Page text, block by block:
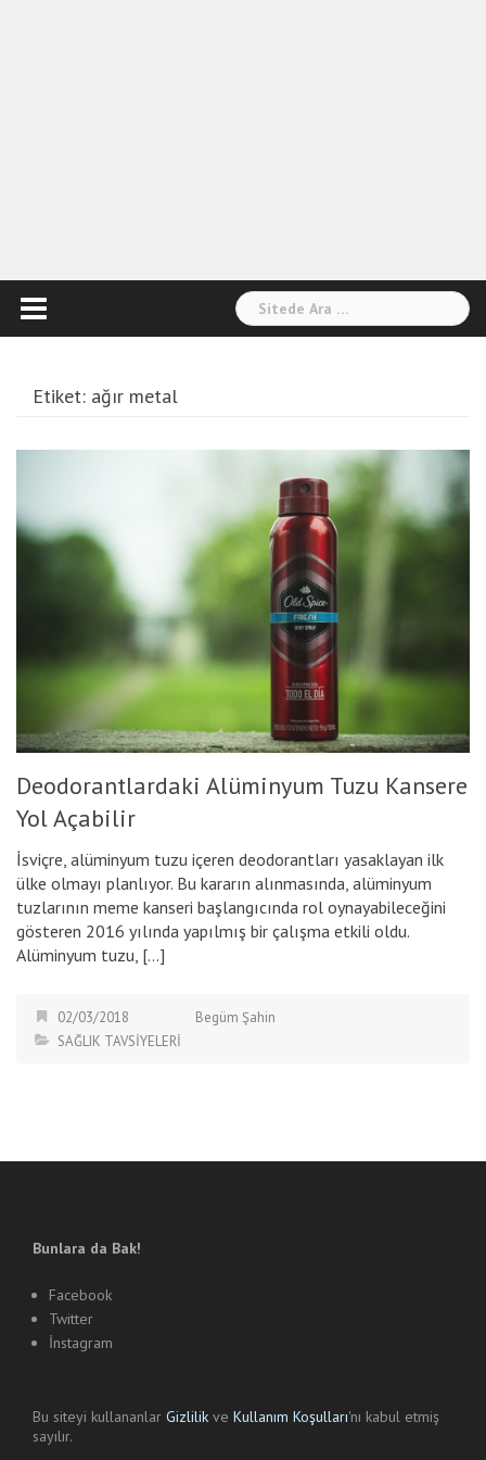
Arama:
Etiket: ağır metal
Deodorantlardaki Alüminyum Tuzu Kansere
Yol Açabilir
İsviçre, alüminyum tuzu içeren deodorantları yasaklayan ilk
ülke olmayı planlıyor. Bu kararın alınmasında, alüminyum
tuzlarının meme kanseri başlangıcında rol oynayabileceğini
gösteren 2016 yılında yapılmış bir çalışma etkili oldu.
Alüminyum tuzu, […]
02/03/2018
Begüm Şahin
SAĞLIK TAVSİYELERİ
Bunlara da Bak!
Facebook
Twitter
İnstagram
Bu siteyi kullananlar Gizlilik ve Kullanım Koşulları'nı kabul etmiş
sayılır.